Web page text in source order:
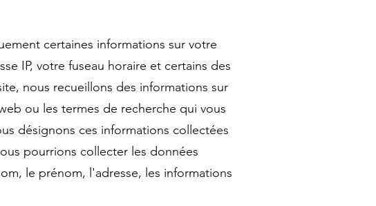
certaines informations sur votre
IP, votre fuseau horaire et certains des
nous recueillons des informations sur
ou les termes de recherche qui vous
désignons ces informations collectées
pourrions collecter les données
le prénom, l'adresse, les informations